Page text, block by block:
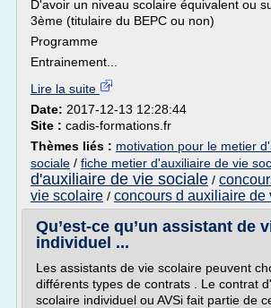
D'avoir un niveau scolaire équivalent ou
3ème (titulaire du BEPC ou non)
Programme
Entrainement...
Lire la suite
Date: 2017-12-13 12:28:44
Site : cadis-formations.fr
Thèmes liés : motivation pour le metier
sociale / fiche metier d'auxiliaire de vie
d'auxiliaire de vie sociale /
vie scolaire / concours d auxiliaire de
Qu’est-ce qu’un assistant de
individuel ...
Les assistants de vie scolaire peuvent
différents types de contrats . Le contrat
scolaire individuel ou AVSi fait partie de